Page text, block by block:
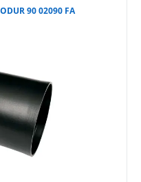
90 02090 FA